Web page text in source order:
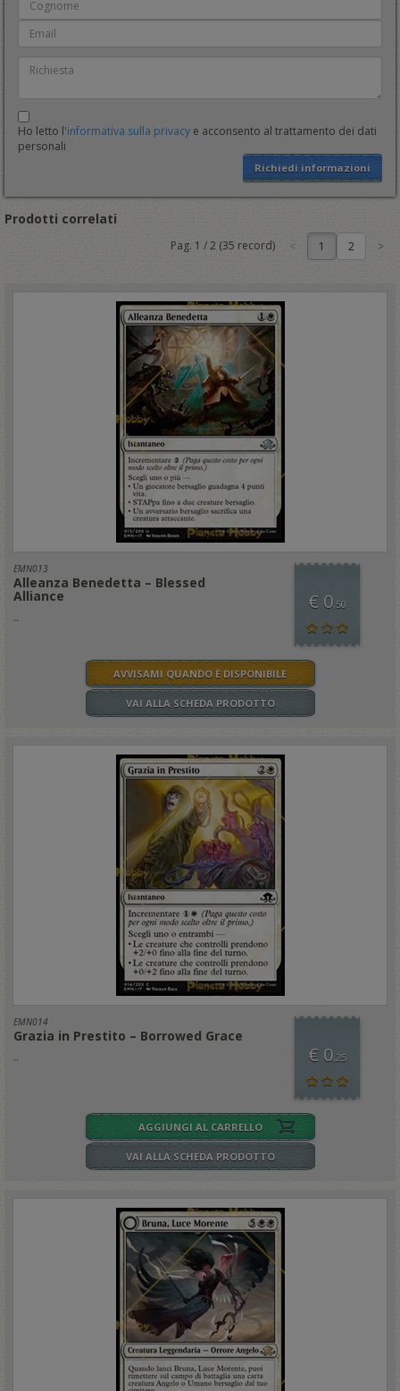
Ho letto l'informativa sulla privacy e acconsento al trattamento dei dati
personali
Richiedi informazioni
Prodotti correlati
Pag. 1 /2 (35 record) 1
EMN013
Alleanza Benedetta – Blessed
Alliance
..
€ 0,50
AVVISAMI QUANDO È DISPONIBILE
VAI ALLA SCHEDA PRODOTTO
EMN014
Grazia in Prestito – Borrowed Grace
.. € 0,25
AGGIUNGI AL CARRELLO
VAI ALLA SCHEDA PRODOTTO